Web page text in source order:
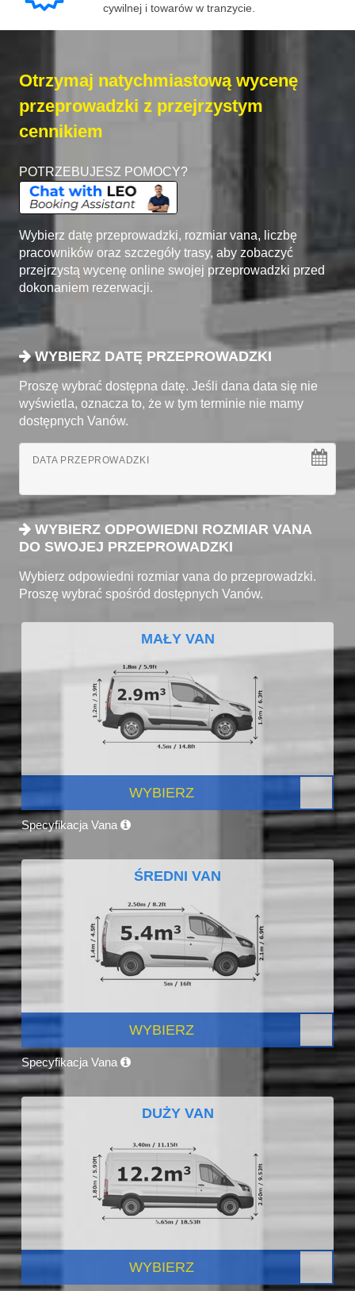
cywilnej i towarów w tranzycie.
Otrzymaj natychmiastową wycenę
przeprowadzki z przejrzystym
cennikiem
POTRZEBUJESZ POMOCY?
Wybierz datę przeprowadzki, rozmiar vana, liczbę
pracowników oraz szczegóły trasy, aby zobaczyć
przejrzystą wycenę online swojej przeprowadzki przed
dokonaniem rezerwacji.
WYBIERZ DATĘ PRZEPROWADZKI
Proszę wybrać dostępna datę. Jeśli dana data się nie
wyświetla, oznacza to, że w tym terminie nie mamy
dostępnych Vanów.
DATA PRZEPROWADZKI
WYBIERZ ODPOWIEDNI ROZMIAR VANA
DO SWOJEJ PRZEPROWADZKI
Wybierz odpowiedni rozmiar vana do przeprowadzki.
Proszę wybrać spośród dostępnych Vanów.
MAŁY VAN
WYBIERZ
Specyfikacja Vana
ŚREDNI VAN
WYBIERZ
Specyfikacja Vana
DUŻY VAN
WYBIERZ